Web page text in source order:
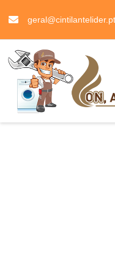
geral@cintilantelider.pt